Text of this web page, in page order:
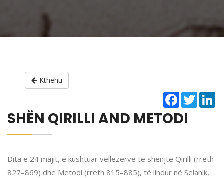
Kthehu
Facebook
Twitter
SHËN QIRILLI AND METODI
Dita e 24 majit, e kushtuar vëllezërve të shenjtë Qirilli (rreth
827–869) dhe Metodi (rreth 815–885), të lindur në Selanik,